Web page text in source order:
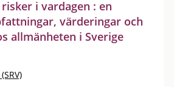
i vardagen : en
värderingar och
allmänheten i Sverige